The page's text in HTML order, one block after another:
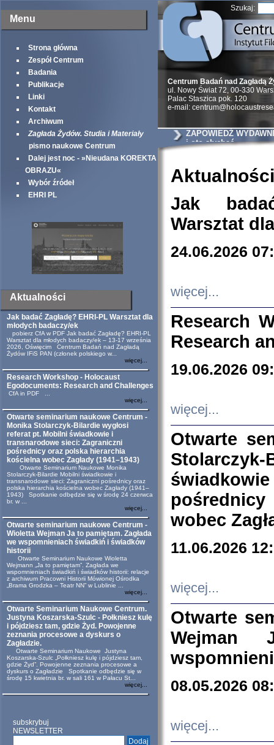
Menu
Strona główna
Zespół Centrum
Badania
Publikacje
Linki
Kontakt
Archiwum
Zagłada Żydów. Studia i Materiały
pismo naukowe Centrum
Dalej jest noc - »Nieudana KOREKTA
OBRAZU«
Wybór źródeł
EHRI PL
Aktualności
Jak badać Zagładę? EHRI-PL Warsztat dla
młodych badaczy/ek
pobierz CfA w PDF Jak badać Zagładę? EHRI-PL
Warsztat dla młodych badaczy/ek – 13-17 września
2026, Oświęcim Centrum Badań nad Zagładą
Żydów IFiS PAN (członek polskiego w...
więcej...
Research Workshop - Holocaust
Egodocuments: Research and Challenges
CfA in PDF ...
więcej...
Otwarte seminarium naukowe Centrum -
Monika Stolarczyk-Bilardie wygłosi
referat pt. Mobilni świadkowie i
transnarodowe sieci: Zagraniczni
pośrednicy oraz polska hierarchia
kościelna wobec Zagłady (1941–1943)
Otwarte Seminarium Naukowe Monika
Stolarczyk-Bilardie Mobilni świadkowie i
transnarodowe sieci: Zagraniczni pośrednicy oraz
polska hierarchia kościelna wobec Zagłady (1941–
1943) Spotkanie odbędzie się w środę 24 czerwca
br. w ...
więcej...
Otwarte seminarium naukowe Centrum -
Wioletta Wejman Ja to pamiętam. Zagłada
we wspomnieniach świadkiń i świadków
historii
Otwarte Seminarium Naukowe Wioletta
Wejmann „Ja to pamiętam”. Zagłada we
wspomnieniach świadkiń i świadków historii: relacje
z archiwum Pracowni Historii Mówionej Ośrodka
„Brama Grodzka – Teatr NN” w Lublinie ...
więcej...
Otwarte Seminarium Naukowe Centrum.
Justyna Koszarska-Szulc - Połkniesz kulę
i pójdziesz tam, gdzie Żyd. Powojenne
zeznania procesowe a dyskurs o
Zagładzie.
Otwarte Seminarium Naukowe Justyna
Koszarska-Szulc „Połkniesz kulę i pójdziesz tam,
gdzie Żyd”. Powojenne zeznania procesowe a
dyskurs o Zagładzie Spotkanie odbędzie się w
środę 15 kwietnia br. w sali 161 w Pałacu St...
więcej...
subskrybuj
NEWSLETTER
Szukaj:
Centrum Badań nad Zagładą
ul. Nowy Świat 72, 00-330
Palac Staszica pok. 120
e-mail:
ZAPOWIEDŹ
i oto słychać
Aktualności
Jak
Warsztat
24.06.2026
więcej...
Research
Research
19.06.2026
więcej...
Otwarte
wobec
11.06.2026
więcej...
Otwarte
Wejman
08.05.2026
więcej...